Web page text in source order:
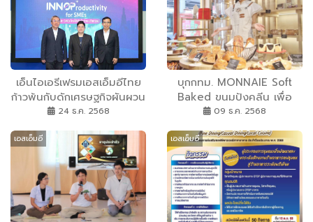
เอ็นไอเอรีเฟรมเอสเอ็มอีไทย
ก้าวพ้นกับดักเศรษฐกิจผันผวน
ชูกลยุทธ์ใหม่สำหรับกลุ่ม
องค์กรดาวเด่นปิดแก็ปการ
เติบโตด้วย ”การจัดการ
นวัตกรรม
24 ธ.ค. 2568
บุกกทม. MONNAIE Soft
Baked ขนมปังคลีน เพื่อ
สุขภาพ แห่งแรกในอีสาน เปิด
ขนมปังสูตรลดหวาน แถมไร้
แป้งสาลี
09 ธ.ค. 2568
เอสเอ็มอี เอสเอ็มอี